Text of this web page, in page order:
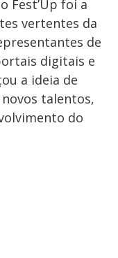
Fest’Up foi a
vertentes da
de
digitais e
a ideia de
talentos,
do